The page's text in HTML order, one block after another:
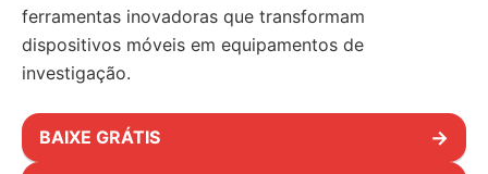
ferramentas inovadoras que transformam
dispositivos móveis em equipamentos de
investigação.
BAIXE GRÁTIS →